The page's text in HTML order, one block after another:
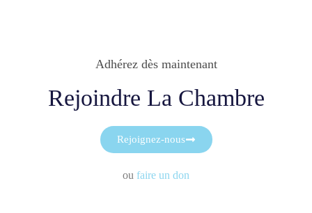
Adhérez dès maintenant
Rejoindre La Chambre
Rejoignez-nous
ou faire un don